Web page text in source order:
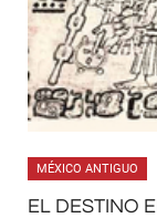
MÉXICO ANTIGUO
EL DESTINO